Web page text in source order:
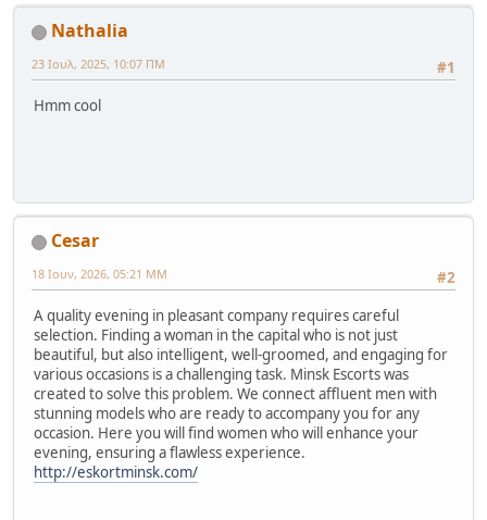
Nathalia
#1
23 Ιουλ, 2025, 10:07 ΠΜ
Hmm cool
Cesar
#2
18 Ιουν, 2026, 05:21 ΜΜ
A quality evening in pleasant company requires careful
selection. Finding a woman in the capital who is not just
beautiful, but also intelligent, well-groomed, and engaging for
various occasions is a challenging task. Minsk Escorts was
created to solve this problem. We connect affluent men with
stunning models who are ready to accompany you for any
occasion. Here you will find women who will enhance your
evening, ensuring a flawless experience.
http://eskortminsk.com/